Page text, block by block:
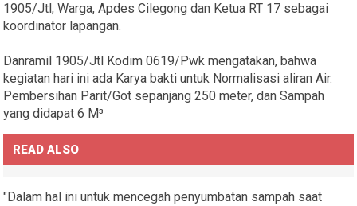
1905/Jtl, Warga, Apdes Cilegong dan Ketua RT 17 sebagai
koordinator lapangan.
Danramil 1905/Jtl Kodim 0619/Pwk mengatakan, bahwa
kegiatan hari ini ada Karya bakti untuk Normalisasi aliran Air.
Pembersihan Parit/Got sepanjang 250 meter, dan Sampah
yang didapat 6 M³
READ ALSO
"Dalam hal ini untuk mencegah penyumbatan sampah saat